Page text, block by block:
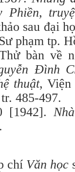
sau đại
phạm tp.
bàn về
Ðình
thuật, Viện
485-497.
[1942].
chí Văn học